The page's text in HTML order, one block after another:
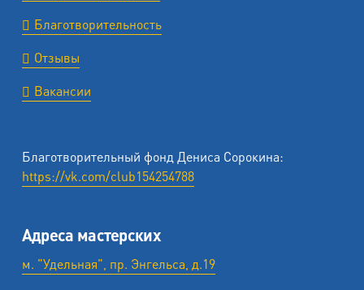
Благотворительность
Отзывы
Вакансии
Благотворительный фонд Дениса Сорокина:
https://vk.com/club154254788
Адреса мастерских
м. "Удельная", пр. Энгельса, д.19